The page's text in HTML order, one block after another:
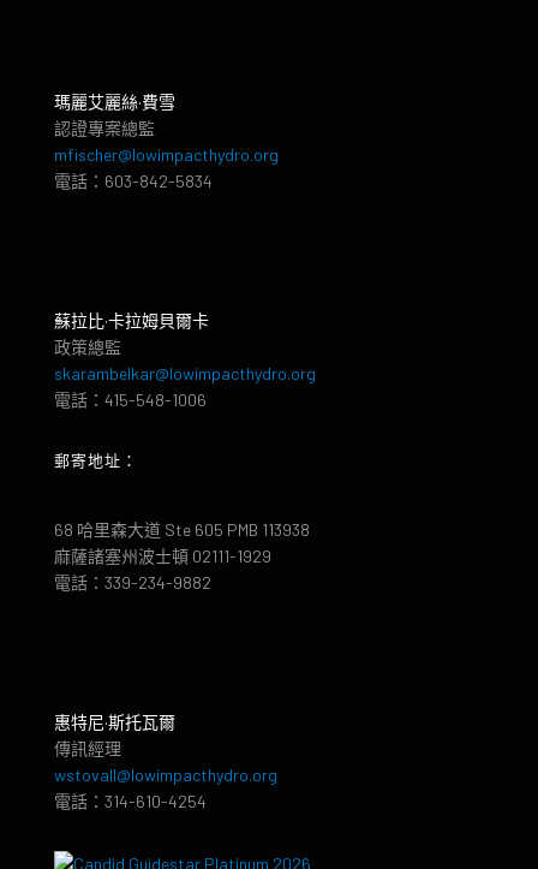
瑪麗艾麗絲·費雪
認證專案總監
mfischer@lowimpacthydro.org
電話：603-842-5834
蘇拉比·卡拉姆貝爾卡
政策總監
skarambelkar@lowimpacthydro.org
電話：415-548-1006
郵寄地址：
68 哈里森大道 Ste 605 PMB 113938
麻薩諸塞州波士頓 02111-1929
電話：339-234-9882
惠特尼·斯托瓦爾
傳訊經理
wstovall@lowimpacthydro.org
電話：314-610-4254